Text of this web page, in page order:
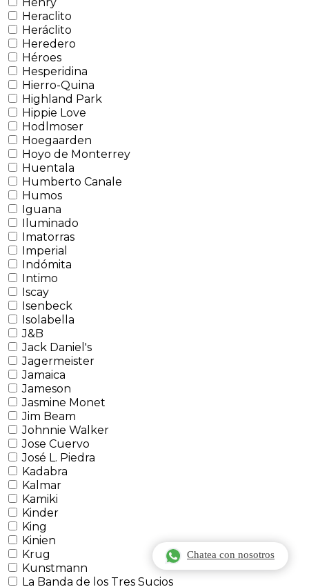
Chatea con nosotros
Heraclito
Heráclito
Heredero
Héroes
Hesperidina
Hierro-Quina
Highland Park
Hippie Love
Hodlmoser
Hoegaarden
Hoyo de Monterrey
Huentala
Humberto Canale
Humos
Iguana
Iluminado
Imatorras
Imperial
Indómita
Intimo
Iscay
Isenbeck
Isolabella
J&B
Jack Daniel's
Jagermeister
Jamaica
Jameson
Jasmine Monet
Jim Beam
Johnnie Walker
Jose Cuervo
José L. Piedra
Kadabra
Kalmar
Kamiki
Kinder
King
Kinien
Krug
Kunstmann
La Banda de los Tres Sucios